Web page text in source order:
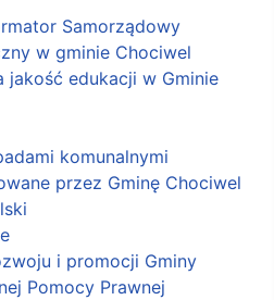
Samorządowy
w gminie Chociwel
jakość edukacji w Gminie
komunalnymi
przez Gminę Chociwel
i promocji Gminy
Pomocy Prawnej